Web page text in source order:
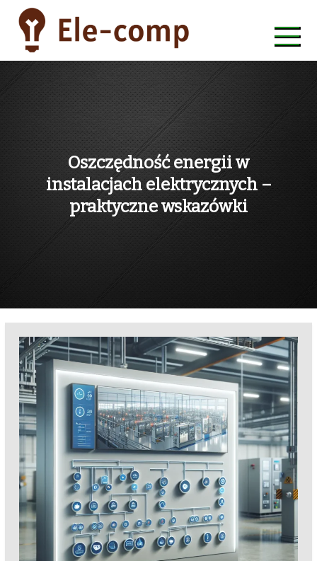
content
ele-comp
Oszczędność energii w
instalacjach elektrycznych –
praktyczne wskazówki